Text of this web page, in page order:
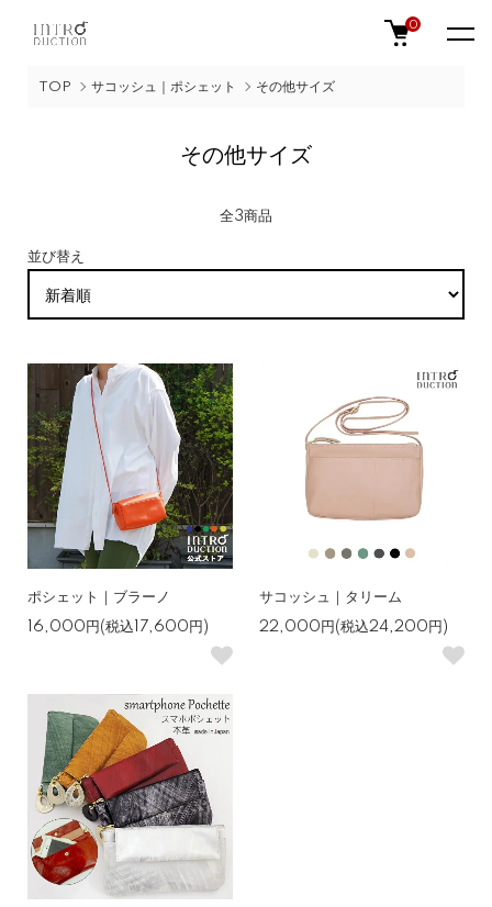
0
TOP サコッシュ｜ポシェット その他サイズ
その他サイズ
全3商品
並び替え
ポシェット｜ブラーノ
16,000円(税込17,600円)
サコッシュ｜タリーム
22,000円(税込24,200円)